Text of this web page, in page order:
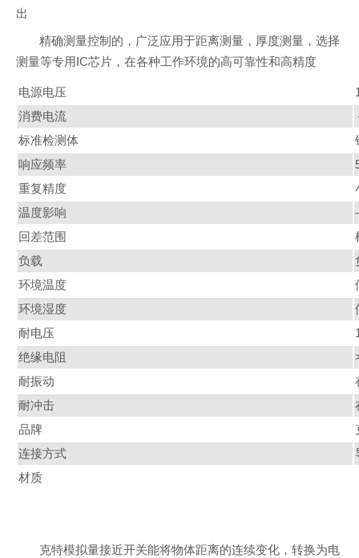
出
精确测量控制的，广泛应用于距离测量，厚度测量，选择
测量等专用IC芯片，在各种工作环境的高可靠性和高精度
电源电压
消费电流
标准检测体
响应频率
重复精度
温度影响
回差范围
负载
环境温度
环境湿度
耐电压
绝缘电阻
耐振动
耐冲击
品牌
连接方式
材质
克特模拟量接近开关能将物体距离的连续变化，转换为电